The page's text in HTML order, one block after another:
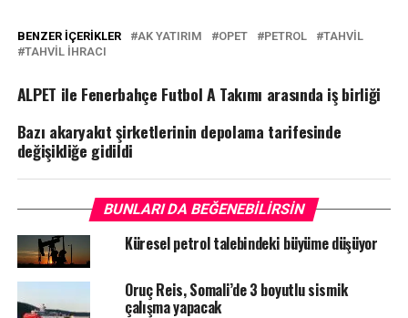
BENZER İÇERIKLER AK YATIRIM OPET PETROL
TAHVIL
TAHVIL IHRACI
ALPET ile Fenerbahçe Futbol A Takımı arasında iş birliği
Bazı akaryakıt şirketlerinin depolama tarifesinde
değişikliğe gidildi
BUNLARI DA BEĞENEBILIRSIN
Küresel petrol talebindeki büyüme düşüyor
Oruç Reis, Somali’de 3 boyutlu sismik
çalışma yapacak